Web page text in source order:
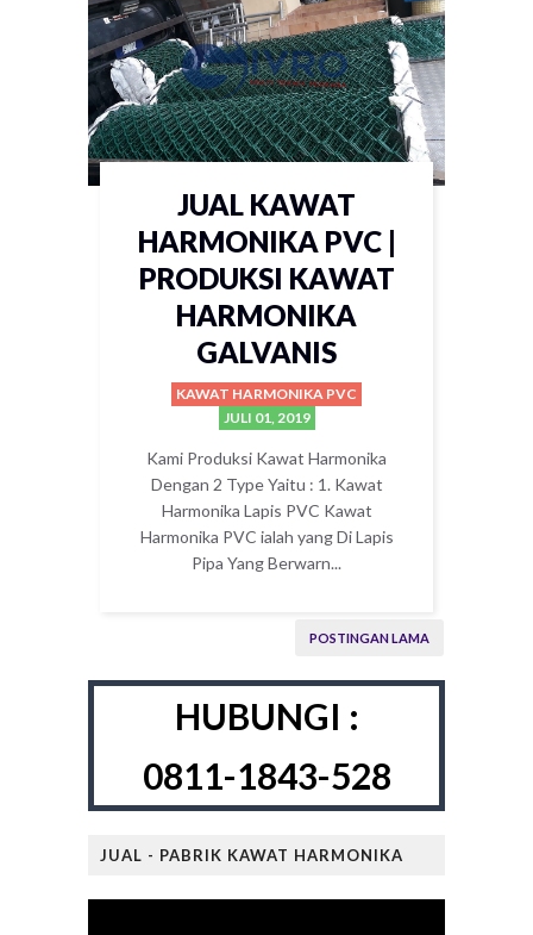
JUAL KAWAT
HARMONIKA PVC |
PRODUKSI KAWAT
HARMONIKA
GALVANIS
KAWAT HARMONIKA PVC
JULI 01, 2019
Kami Produksi Kawat Harmonika
Dengan 2 Type Yaitu : 1. Kawat
Harmonika Lapis PVC Kawat
Harmonika PVC ialah yang Di Lapis
Pipa Yang Berwarn...
POSTINGAN LAMA
HUBUNGI :
0811-1843-528
JUAL - PABRIK KAWAT HARMONIKA